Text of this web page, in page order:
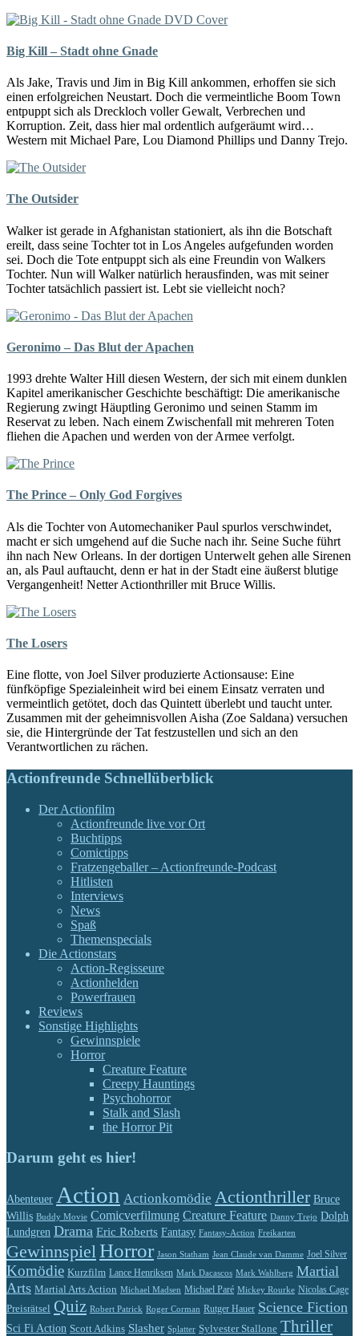
Big Kill – Stadt ohne Gnade
Als Jake, Travis und Jim in Big Kill ankommen, erhoffen sie sich
einen erfolgreichen Neustart. Doch die vermeintliche Boom Town
entpuppt sich als Dreckloch voller Gewalt, Verbrechen und
Korruption. Zeit, dass hier mal ordentlich aufgeräumt wird…
Western mit Michael Pare, Lou Diamond Phillips und Danny Trejo.
The Outsider
Walker ist gerade in Afghanistan stationiert, als ihn die Botschaft
ereilt, dass seine Tochter tot in Los Angeles aufgefunden worden
sei. Doch die Tote entpuppt sich als eine Freundin von Walkers
Tochter. Nun will Walker natürlich herausfinden, was mit seiner
Tochter tatsächlich passiert ist. Lebt sie vielleicht noch?
Geronimo – Das Blut der Apachen
1993 drehte Walter Hill diesen Western, der sich mit einem dunklen
Kapitel amerikanischer Geschichte beschäftigt: Die amerikanische
Regierung zwingt Häuptling Geronimo und seinen Stamm im
Reservat zu leben. Nach einem Zwischenfall mit mehreren Toten
fliehen die Apachen und werden von der Armee verfolgt.
The Prince – Only God Forgives
Als die Tochter von Automechaniker Paul spurlos verschwindet,
macht er sich umgehend auf die Suche nach ihr. Seine Suche führt
ihn nach New Orleans. In der dortigen Unterwelt gehen alle Sirenen
an, als Paul auftaucht, denn er hat in der Stadt eine äußerst blutige
Vergangenheit! Netter Actionthriller mit Bruce Willis.
The Losers
Eine flotte, von Joel Silver produzierte Actionsause: Eine
fünfköpfige Spezialeinheit wird bei einem Einsatz verraten und
vermeintlich getötet, doch das Quintett überlebt und taucht unter.
Zusammen mit der geheimnisvollen Aisha (Zoe Saldana) versuchen
sie, die Hintergründe der Tat festzustellen und sich an den
Verantwortlichen zu rächen.
Actionfreunde Schnellüberblick
Der Actionfilm
Actionfreunde live vor Ort
Buchtipps
Comictipps
Fratzengeballer – Actionfreunde-Podcast
Hitlisten
Interviews
News
Spaß
Themenspecials
Die Actionstars
Action-Regisseure
Actionhelden
Powerfrauen
Reviews
Sonstige Highlights
Gewinnspiele
Horror
Creature Feature
Creepy Hauntings
Psychohorror
Stalk and Slash
the Horror Pit
Darum geht es hier!
Abenteuer Action Actionkomödie Actionthriller Bruce
Willis Buddy Movie Comicverfilmung Creature Feature Danny Trejo Dolph
Lundgren Drama Eric Roberts Fantasy Fantasy-Action Freikarten
GewinnspielHorror Jason Statham Jean Claude van Damme Joel Silver
Komödie Kurzfilm Lance Henriksen Mark Dacascos Mark Wahlberg Martial
Arts Martial Arts Action Michael Madsen Michael Paré Mickey Rourke Nicolas Cage
Preisrätsel Quiz Robert Patrick Roger Corman Rutger Hauer Science Fiction
Sci Fi Action Scott Adkins Slasher Splatter Sylvester Stallone Thriller